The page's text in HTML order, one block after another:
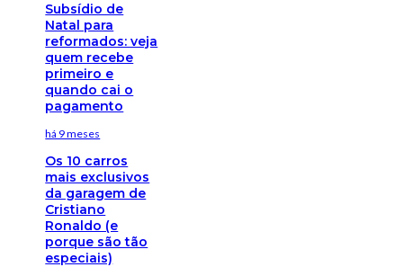
Subsídio de
Natal para
reformados: veja
quem recebe
primeiro e
quando cai o
pagamento
há 9 meses
Os 10 carros
mais exclusivos
da garagem de
Cristiano
Ronaldo (e
porque são tão
especiais)